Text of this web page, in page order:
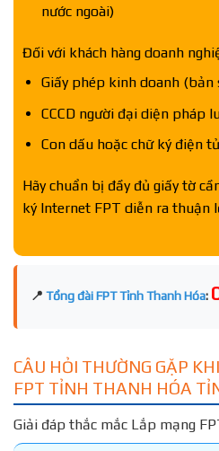
nước ngoài)
Đối với khách hàng doanh
Giấy phép kinh doanh (bản
CCCD người đại diện pháp
Con dấu hoặc chữ ký điện tử
Hãy chuẩn bị đầy đủ giấy tờ
ký Internet FPT diễn ra thuận
📍 Tổng đài FPT Tỉnh Thanh Hóa:
CÂU HỎI THƯỜNG GẶP
FPT TỈNH THANH HÓA
Giải đáp thắc mắc Lắp mạng